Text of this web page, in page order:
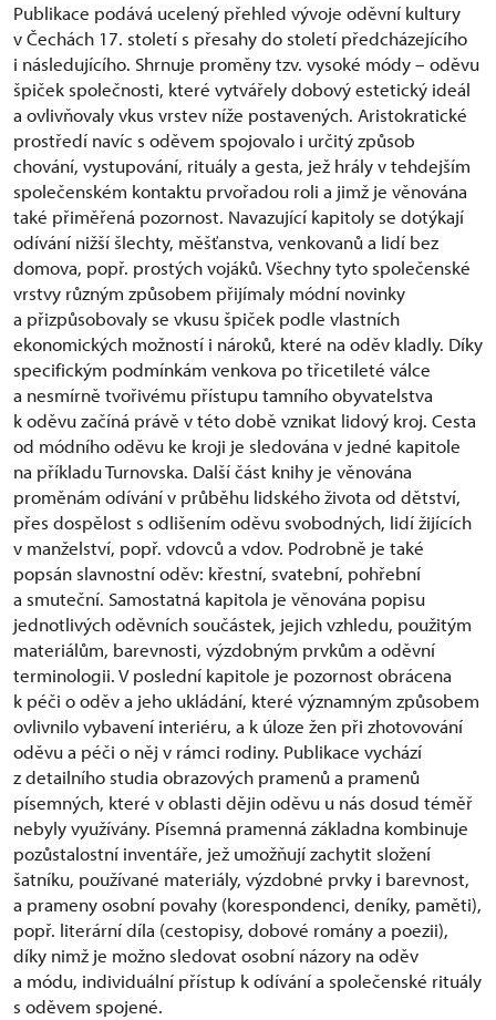
Publikace podává ucelený přehled vývoje oděvní kultury
v Čechách 17. století s přesahy do století předcházejícího
i následujícího. Shrnuje proměny tzv. vysoké módy – oděvu
špiček společnosti, které vytvářely dobový estetický ideál
a ovlivňovaly vkus vrstev níže postavených. Aristokratické
prostředí navíc s oděvem spojovalo i určitý způsob
chování, vystupování, rituály a gesta, jež hrály v tehdejším
společenském kontaktu prvořadou roli a jimž je věnována
také přiměřená pozornost. Navazující kapitoly se dotýkají
odívání nižší šlechty, měšťanstva, venkovanů a lidí bez
domova, popř. prostých vojáků. Všechny tyto společenské
vrstvy různým způsobem přijímaly módní novinky
a přizpůsobovaly se vkusu špiček podle vlastních
ekonomických možností i nároků, které na oděv kladly. Díky
specifickým podmínkám venkova po třicetileté válce
a nesmírně tvořivému přístupu tamního obyvatelstva
k oděvu začíná právě v této době vznikat lidový kroj. Cesta
od módního oděvu ke kroji je sledována v jedné kapitole
na příkladu Turnovska. Další část knihy je věnována
proměnám odívání v průběhu lidského života od dětství,
přes dospělost s odlišením oděvu svobodných, lidí žijících
v manželství, popř. vdovců a vdov. Podrobně je také
popsán slavnostní oděv: křestní, svatební, pohřební
a smuteční. Samostatná kapitola je věnována popisu
jednotlivých oděvních součástek, jejich vzhledu, použitým
materiálům, barevnosti, výzdobným prvkům a oděvní
terminologii. V poslední kapitole je pozornost obrácena
k péči o oděv a jeho ukládání, které významným způsobem
ovlivnilo vybavení interiéru, a k úloze žen při zhotovování
oděvu a péči o něj v rámci rodiny. Publikace vychází
z detailního studia obrazových pramenů a pramenů
písemných, které v oblasti dějin oděvu u nás dosud téměř
nebyly využívány. Písemná pramenná základna kombinuje
pozůstalostní inventáře, jež umožňují zachytit složení
šatníku, používané materiály, výzdobné prvky i barevnost,
a prameny osobní povahy (korespondenci, deníky, paměti),
popř. literární díla (cestopisy, dobové romány a poezii),
díky nimž je možno sledovat osobní názory na oděv
a módu, individuální přístup k odívání a společenské rituály
s oděvem spojené.